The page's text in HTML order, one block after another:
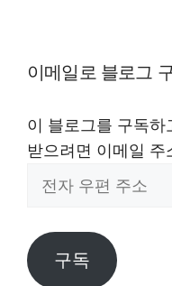
이메일로 블로그
이 블로그를 구독
받으려면 이메일 주
편
주
구독